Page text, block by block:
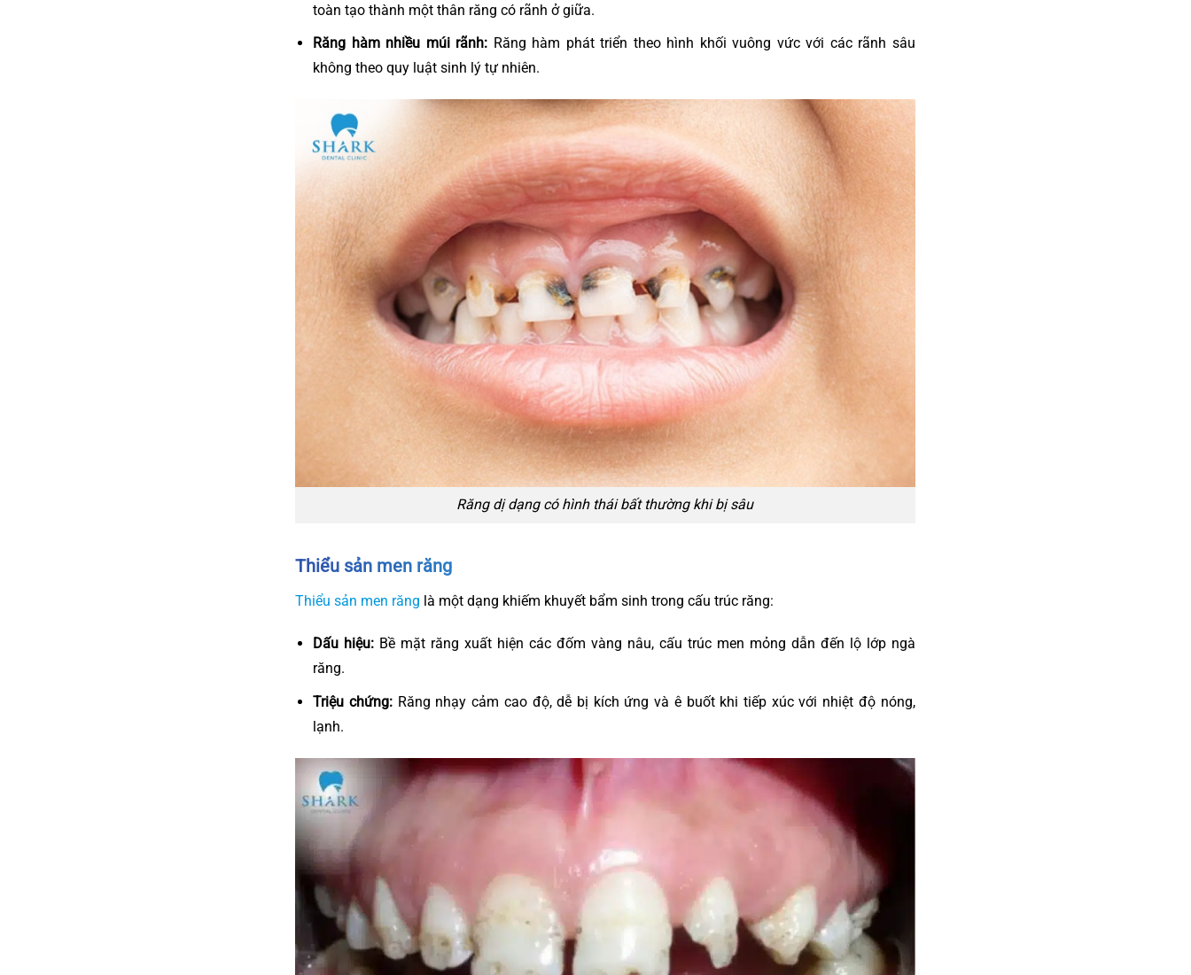
toàn tạo thành một thân răng có rãnh ở giữa.
Răng hàm nhiều múi rãnh: Răng hàm phát triển theo hình khối vuông vức với các rãnh sâu
không theo quy luật sinh lý tự nhiên.
Răng dị dạng có hình thái bất thường khi bị sâu
Thiểu sản men răng
Thiểu sản men răng là một dạng khiếm khuyết bẩm sinh trong cấu trúc răng:
Dấu hiệu: Bề mặt răng xuất hiện các đốm vàng nâu, cấu trúc men mỏng dẫn đến lộ lớp ngà
răng.
Triệu chứng: Răng nhạy cảm cao độ, dễ bị kích ứng và ê buốt khi tiếp xúc với nhiệt độ nóng,
lạnh.